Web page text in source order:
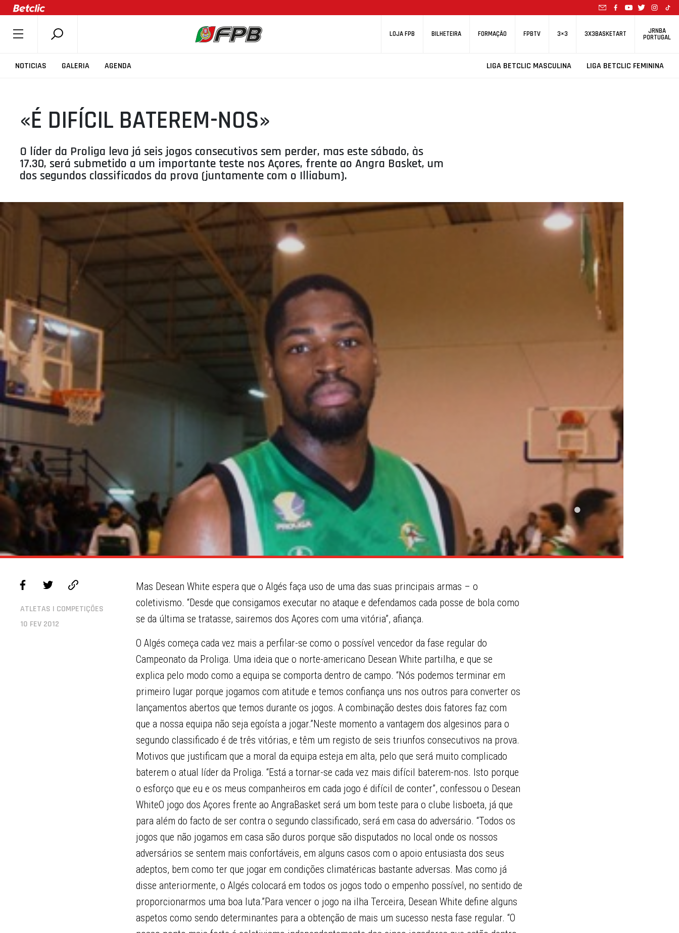
LOJA FPB BILHETEIRA FORMAÇÃO FPBTV 3×3 3X3BASKETART JRNBA
PORTUGAL
NOTICIAS GALERIA AGENDA LIGA BETCLIC MASCULINA LIGA BETCLIC FEMININA
SOBRE A FPB
COMPETIÇÕES
ASSOCIAÇÕES
CLUBES
AGENTES
AGENDA
SELEÇÕES
MINIBASQUETE
ÁREA TÉCNICA
PROJETOS
«É DIFÍCIL BATEREM-NOS»
O líder da Proliga leva já seis jogos consecutivos sem perder, mas este sábado, às
17.30, será submetido a um importante teste nos Açores, frente ao Angra Basket, um
dos segundos classificados da prova (juntamente com o Illiabum).
ATLETAS | COMPETIÇÕES
10 FEV 2012
Mas Desean White espera que o Algés faça uso de uma das suas principais armas – o
coletivismo. “Desde que consigamos executar no ataque e defendamos cada posse de bola como
se da última se tratasse, sairemos dos Açores com uma vitória”, afiança.
O Algés começa cada vez mais a perfilar-se como o possível vencedor da fase regular do
Campeonato da Proliga. Uma ideia que o norte-americano Desean White partilha, e que se
explica pelo modo como a equipa se comporta dentro de campo. “Nós podemos terminar em
primeiro lugar porque jogamos com atitude e temos confiança uns nos outros para converter os
lançamentos abertos que temos durante os jogos. A combinação destes dois fatores faz com
que a nossa equipa não seja egoísta a jogar.”Neste momento a vantagem dos algesinos para o
segundo classificado é de três vitórias, e têm um registo de seis triunfos consecutivos na prova.
Motivos que justificam que a moral da equipa esteja em alta, pelo que será muito complicado
baterem o atual líder da Proliga. “Está a tornar-se cada vez mais difícil baterem-nos. Isto porque
o esforço que eu e os meus companheiros em cada jogo é difícil de conter”, confessou o Desean
WhiteO jogo dos Açores frente ao AngraBasket será um bom teste para o clube lisboeta, já que
para além do facto de ser contra o segundo classificado, será em casa do adversário. “Todos os
jogos que não jogamos em casa são duros porque são disputados no local onde os nossos
adversários se sentem mais confortáveis, em alguns casos com o apoio entusiasta dos seus
adeptos, bem como ter que jogar em condições climatéricas bastante adversas. Mas como já
disse anteriormente, o Algés colocará em todos os jogos todo o empenho possível, no sentido de
proporcionarmos uma boa luta.”Para vencer o jogo na ilha Terceira, Desean White define alguns
aspetos como sendo determinantes para a obtenção de mais um sucesso nesta fase regular. “O